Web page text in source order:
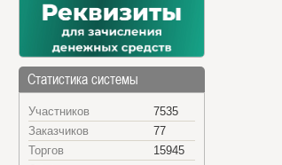
Статистика системы
Участников
7535
Заказчиков
77
Торгов
15945